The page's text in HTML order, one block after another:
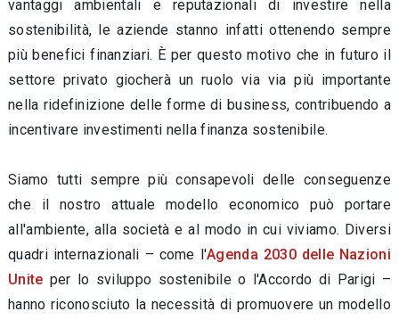
vantaggi ambientali e reputazionali di investire nella
sostenibilità, le aziende stanno infatti ottenendo sempre
più benefici finanziari. È per questo motivo che in futuro il
settore privato giocherà un ruolo via via più importante
nella ridefinizione delle forme di business, contribuendo a
incentivare investimenti nella finanza sostenibile.
Siamo tutti sempre più consapevoli delle conseguenze
che il nostro attuale modello economico può portare
all'ambiente, alla società e al modo in cui viviamo. Diversi
quadri internazionali – come l'Agenda 2030 delle Nazioni
Unite per lo sviluppo sostenibile o l'Accordo di Parigi –
hanno riconosciuto la necessità di promuovere un modello